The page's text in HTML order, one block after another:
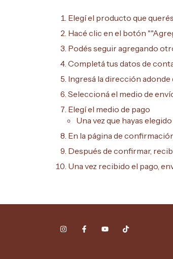
Elegí el producto que
Hacé clic en el botón
Podés seguir agregando
Completá tus datos de
Ingresá la dirección
Seleccioná el medio de
Elegí el medio de pago
Una vez que hayas
En la página de
Después de confirmar,
Una vez recibido el pago,